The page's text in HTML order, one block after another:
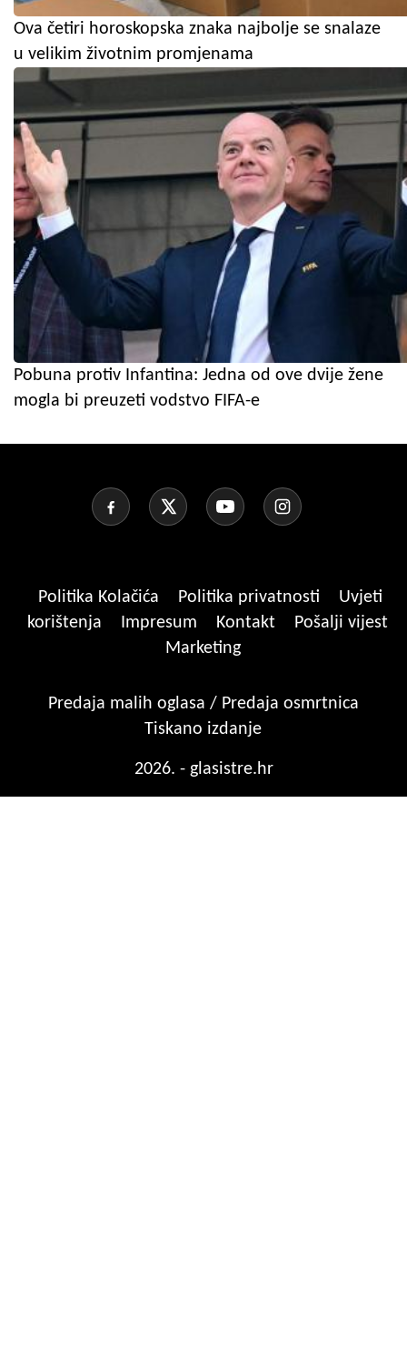
Ova četiri horoskopska znaka najbolje se snalaze
u velikim životnim promjenama
Pobuna protiv Infantina: Jedna od ove dvije žene
mogla bi preuzeti vodstvo FIFA-e
Politika Kolačića Politika privatnosti
Uvjeti
korištenja
Impresum Kontakt
Pošalji vijest
Marketing
Predaja malih oglasa / Predaja osmrtnica
Tiskano izdanje
2026. - glasistre.hr